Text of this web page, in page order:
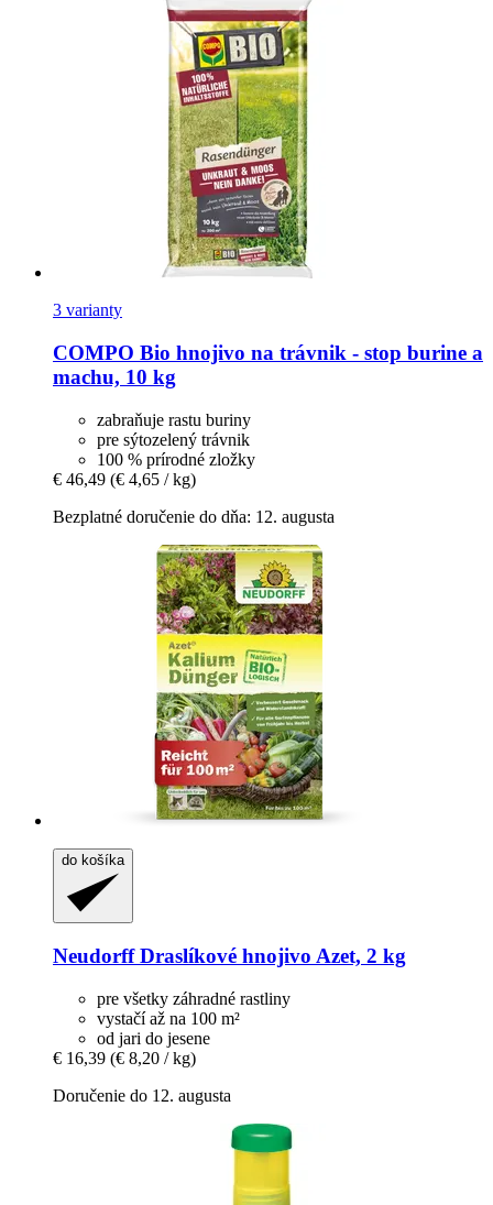
3 varianty
COMPO Bio hnojivo na trávnik -​ stop burine a
machu, 10 kg
zabraňuje rastu buriny
pre sýtozelený trávnik
100 % prírodné zložky
€ 46,49 (€ 4,65 / kg)
Bezplatné doručenie do dňa: 12. augusta
do košíka
NeudorffDraslíkové hnojivo Azet, 2 kg
pre všetky záhradné rastliny
vystačí až na 100 m²
od jari do jesene
€ 16,39 (€ 8,20 / kg)
Doručenie do 12. augusta